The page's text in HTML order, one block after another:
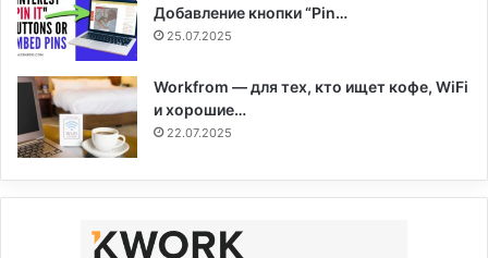
Добавление кнопки “Pin…
25.07.2025
Workfrom — для тех, кто ищет кофе, WiFi
и хорошие…
22.07.2025